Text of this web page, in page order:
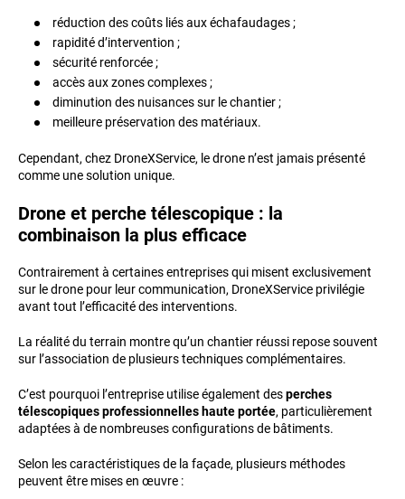
réduction des coûts liés aux échafaudages ;
rapidité d’intervention ;
sécurité renforcée ;
accès aux zones complexes ;
diminution des nuisances sur le chantier ;
meilleure préservation des matériaux.
Cependant, chez DroneXService, le drone n’est jamais présenté
comme une solution unique.
Drone et perche télescopique : la
combinaison la plus efficace
Contrairement à certaines entreprises qui misent exclusivement
sur le drone pour leur communication, DroneXService privilégie
avant tout l’efficacité des interventions.
La réalité du terrain montre qu’un chantier réussi repose souvent
sur l’association de plusieurs techniques complémentaires.
C’est pourquoi l’entreprise utilise également desperches
télescopiques professionnelles haute portée, particulièrement
adaptées à de nombreuses configurations de bâtiments.
Selon les caractéristiques de la façade, plusieurs méthodes
peuvent être mises en œuvre :